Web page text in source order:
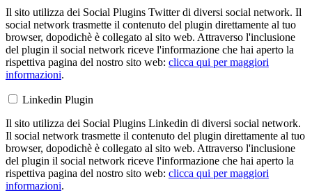
Il sito utilizza dei Social Plugins Twitter di diversi social network. Il
social network trasmette il contenuto del plugin direttamente al tuo
browser, dopodichè è collegato al sito web. Attraverso l'inclusione
del plugin il social network riceve l'informazione che hai aperto la
rispettiva pagina del nostro sito web: clicca qui per maggiori
informazioni.
Linkedin Plugin
Il sito utilizza dei Social Plugins Linkedin di diversi social network.
Il social network trasmette il contenuto del plugin direttamente al tuo
browser, dopodichè è collegato al sito web. Attraverso l'inclusione
del plugin il social network riceve l'informazione che hai aperto la
rispettiva pagina del nostro sito web: clicca qui per maggiori
informazioni.